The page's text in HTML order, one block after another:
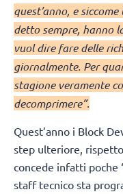
quest’anno, e
detto sempre, hanno
vuol dire fare delle
giornalmente. Per
stagione veramente
decomprimere”.
Quest’anno i Block
step ulteriore,
concede infatti poche
staff tecnico sta